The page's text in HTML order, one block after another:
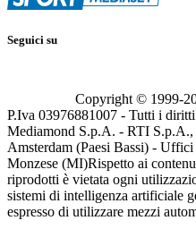
Seguici su
Copyright © 1999-
P.Iva 03976881007 - Tutti i
Mediamond S.p.A. - RTI S.p.A.,
Amsterdam (Paesi Bassi) -
Monzese (MI)Rispetto ai
riprodotti è vietata ogni
sistemi di intelligenza artificiale
espresso di utilizzare mezzi